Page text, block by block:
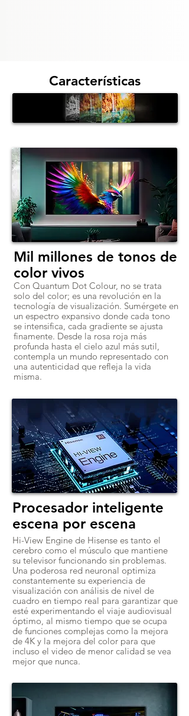
Características
Mil millones de tonos de
color vivos
Con Quantum Dot Colour, no se trata
solo del color; es una revolución en la
tecnología de visualización. Sumérgete en
un espectro expansivo donde cada tono
se intensifica, cada gradiente se ajusta
finamente. Desde la rosa roja más
profunda hasta el cielo azul más sutil,
contempla un mundo representado con
una autenticidad que refleja la vida
misma.
Procesador inteligente
escena por escena
Hi-View Engine de Hisense es tanto el
cerebro como el músculo que mantiene
su televisor funcionando sin problemas.
Una poderosa red neuronal optimiza
constantemente su experiencia de
visualización con análisis de nivel de
cuadro en tiempo real para garantizar que
esté experimentando el viaje audiovisual
óptimo, al mismo tiempo que se ocupa
de funciones complejas como la mejora
de 4K y la mejora del color para que
incluso el video de menor calidad se vea
mejor que nunca.